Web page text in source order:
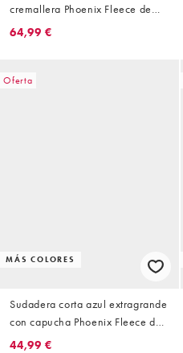
cremallera Phoenix Fleece de
Nike
64,99 €
Oferta
MÁS COLORES
Sudadera corta azul extragrande
con capucha Phoenix Fleece de
Nike
44,99 €